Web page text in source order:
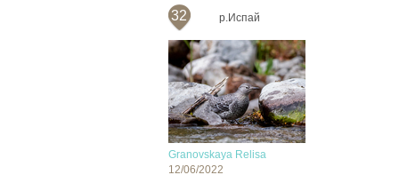
32 р.Испай
Granovskaya Relisa
12/06/2022